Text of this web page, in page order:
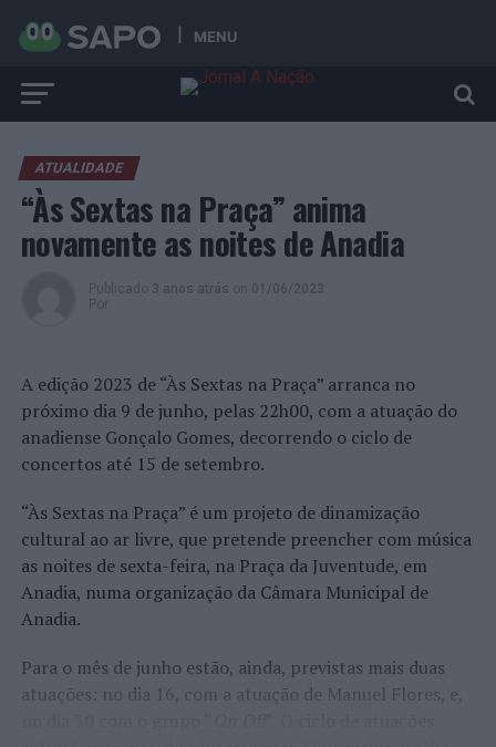
MENU
ATUALIDADE
“Às Sextas na Praça” anima
novamente as noites de Anadia
Publicado 3 anos atrás on 01/06/2023
Por
A edição 2023 de “Às Sextas na Praça” arranca no
próximo dia 9 de junho, pelas 22h00, com a atuação do
anadiense Gonçalo Gomes, decorrendo o ciclo de
concertos até 15 de setembro.
“Às Sextas na Praça” é um projeto de dinamização
cultural ao ar livre, que pretende preencher com música
as noites de sexta-feira, na Praça da Juventude, em
Anadia, numa organização da Câmara Municipal de
Anadia.
Para o mês de junho estão, ainda, previstas mais duas
atuações: no dia 16, com a atuação de Manuel Flores, e,